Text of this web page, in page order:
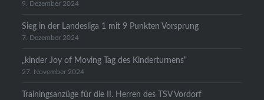
9. Dezember 2024
Sieg in der Landesliga 1 mit 9 Punkten Vorsprung
7. Dezember 2024
„kinder Joy of Moving Tag des Kinderturnens“
27. November 2024
Trainingsanzüge für die II. Herren des TSV Vordorf